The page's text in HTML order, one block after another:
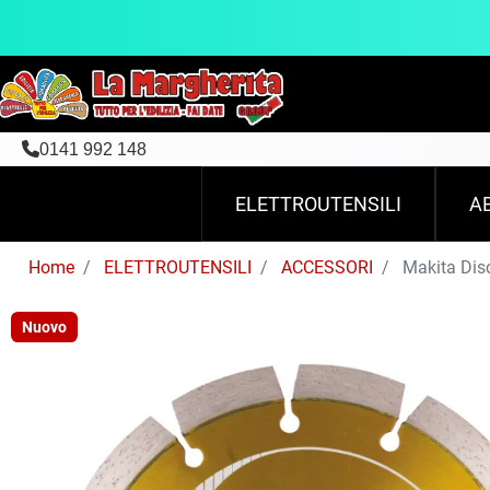
0141 992 148
ELETTROUTENSILI
Home ELETTROUTENSILI ACCESSORI Makita
Nuovo